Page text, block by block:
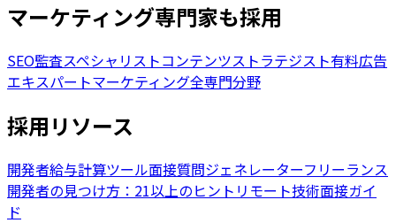
マーケティング専門家も採用
SEO監査スペシャリストコンテンツストラテジスト有料広告
エキスパートマーケティング全専門分野
採用リソース
開発者給与計算ツール面接質問ジェネレーターフリーランス
開発者の見つけ方：21以上のヒント リモート技術面接ガイ
ド